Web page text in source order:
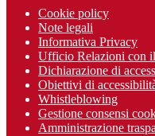
Cookie policy
Note legali
Informativa Privacy
Ufficio Relazioni con
Dichiarazione di
Obiettivi di
Whistleblowing
Gestione consensi
Amministrazione